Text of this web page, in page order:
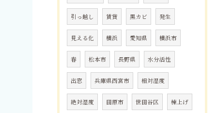
引っ越し 賃貸 黒カビ 発生
見える化 横浜 愛知県 横浜市
春 松本市 長野県 水分活性
出窓 兵庫県西宮市 相対湿度
絶対湿度 田原市 世田谷区 棟上げ